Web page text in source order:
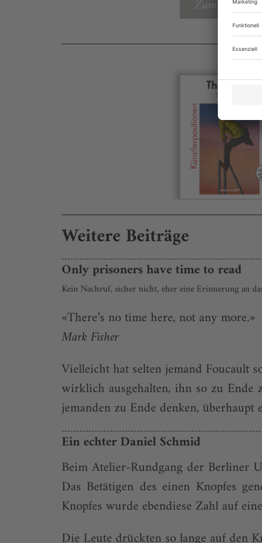
Zum
Weitere Beiträge
Only prisoners have time to read
Kein Nachruf, sicher nicht, eher eine Erinnerung an
«There’s no time here, not any more.»
Mark Fisher
Vielleicht hat selten jemand Foucault
wirklich ausgehalten, ihn so zu Ende
jemanden zu Ende denken, überhaupt
Ein echter Daniel Schmid
Beim Atelier-Rundgang der Berliner
Das Betätigen des einen Knopfes
Knopfes wurde ebendiese Zahl auf
Die Leute drückten so lange auf den